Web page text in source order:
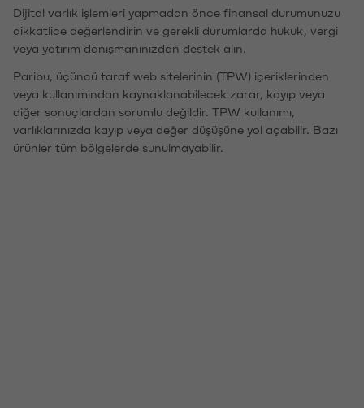
Dijital varlık işlemleri yapmadan önce finansal durumunuzu
dikkatlice değerlendirin ve gerekli durumlarda hukuk, vergi
veya yatırım danışmanınızdan destek alın.
Paribu, üçüncü taraf web sitelerinin (TPW) içeriklerinden
veya kullanımından kaynaklanabilecek zarar, kayıp veya
diğer sonuçlardan sorumlu değildir. TPW kullanımı,
varlıklarınızda kayıp veya değer düşüşüne yol açabilir. Bazı
ürünler tüm bölgelerde sunulmayabilir.